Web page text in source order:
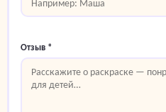
Отзыв *